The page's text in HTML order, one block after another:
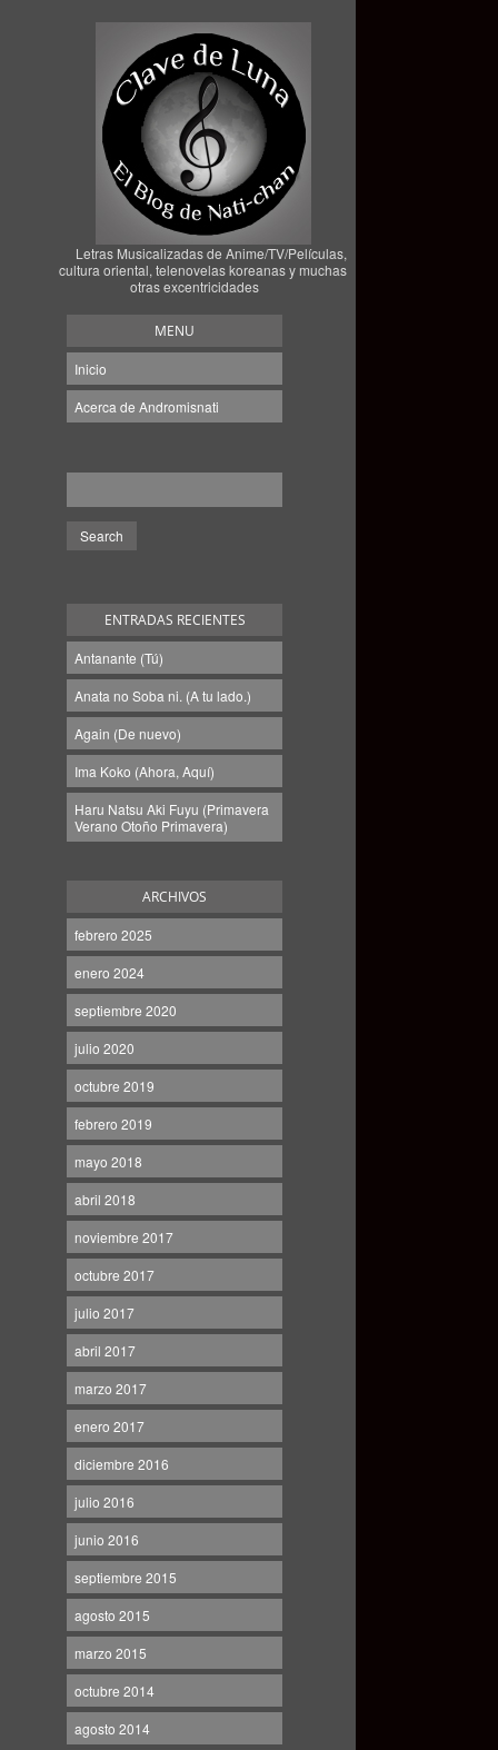
Letras Musicalizadas de Anime/TV/Películas,
cultura oriental, telenovelas koreanas y muchas
otras excentricidades
MENU
Inicio
Acerca de Andromisnati
ENTRADAS RECIENTES
Antanante (Tú)
Anata no Soba ni. (A tu lado.)
Again (De nuevo)
Ima Koko (Ahora, Aquí)
Haru Natsu Aki Fuyu (Primavera
Verano Otoño Primavera)
ARCHIVOS
febrero 2025
enero 2024
septiembre 2020
julio 2020
octubre 2019
febrero 2019
mayo 2018
abril 2018
noviembre 2017
octubre 2017
julio 2017
abril 2017
marzo 2017
enero 2017
diciembre 2016
julio 2016
junio 2016
septiembre 2015
agosto 2015
marzo 2015
octubre 2014
agosto 2014